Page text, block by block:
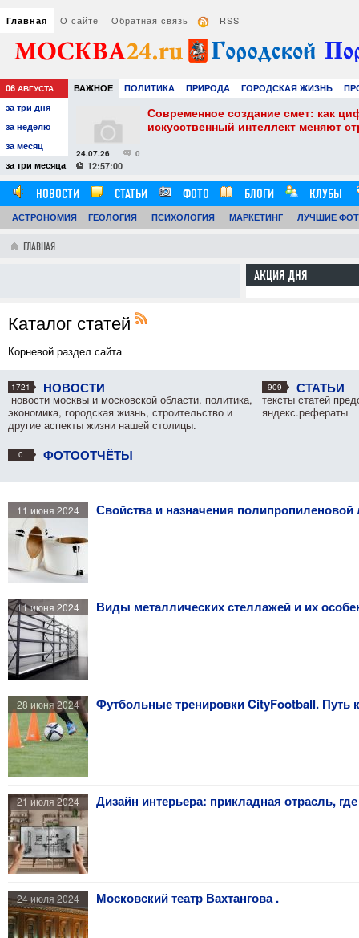
Главная О сайте Обратная связь RSS
06 АВГУСТА ВАЖНОЕ ПОЛИТИКА ПРИРОДА ГОРОДСКАЯ ЖИЗНЬ
ТЕХНОЛОГИИ
за три дня
за неделю
за месяц
за три месяца
и
0
24.07.26
12:57:00
Современное создание смет: как
искусственный интеллект меняют
НОВОСТИ СТАТЬИ ФОТО БЛОГИ
КЛУБЫ
ОБЗОРЫ
ВИДЕОРЕПОРТАЖИ
АСТРОНОМИЯ ГЕОЛОГИЯ ПСИХОЛОГИЯ МАРКЕТИНГ ЛУЧШИЕ
ГЛАВНАЯ
АКЦИЯ ДНЯ
Каталог статей
Корневой раздел сайта
НОВОСТИ
1721
новости москвы и московской области. политика,
экономика, городская жизнь, строительство и
другие аспекты жизни нашей столицы.
СТАТЬИ
909
тексты статей
яндекс.рефераты
ФОТООТЧЁТЫ
0
11 июня 2024 Свойства и назначения полипропиленовой
11 июня 2024 Виды металлических стеллажей и их
28 июня 2024 Футбольные тренировки CityFootball. Путь
21 июля 2024 Дизайн интерьера: прикладная отрасль,
24 июля 2024 Московский театр Вахтангова .